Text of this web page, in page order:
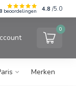
beoordelingen 4.8 /5.0
0
Merken